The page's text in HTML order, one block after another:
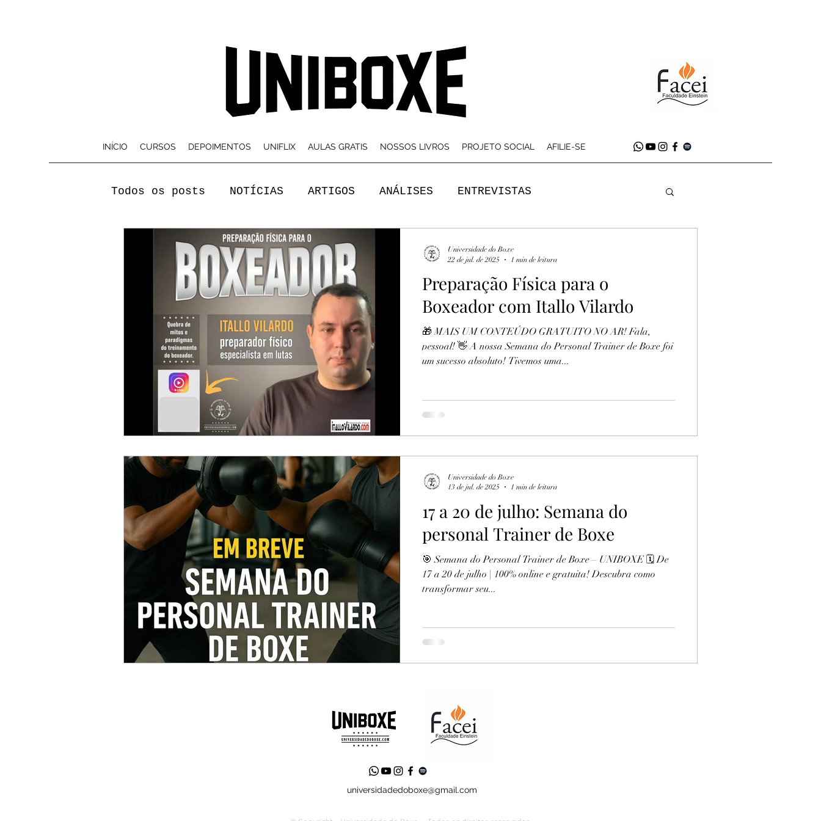
INÍCIO CURSOS DEPOIMENTOS UNIFLIX AULAS GRATIS NOSSOS LIVROS PROJETO SOCIAL AFILIE-SE
Todos os posts NOTÍCIAS ARTIGOS ANÁLISES ENTREVISTAS
Preparação Física para o
Boxeador com Itallo Vilardo
🎁 MAIS UM CONTEÚDO GRATUITO NO AR! Fala,
pessoal! 👋 A nossa Semana do Personal Trainer de Boxe foi
um sucesso absoluto! Tivemos uma...
Universidade do Boxe
22 de jul. de 2025
1 min de leitura
17 a 20 de julho: Semana do
personal Trainer de Boxe
🎯 Semana do Personal Trainer de Boxe – UNIBOXE 🗓️ De
17 a 20 de julho | 100% online e gratuita! Descubra como
transformar seu...
Universidade do Boxe
13 de jul. de 2025
1 min de leitura
universidadedoboxe@gmail.com